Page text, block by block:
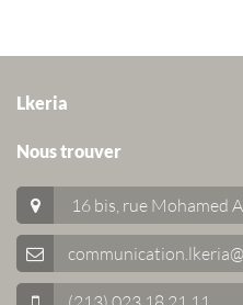
Lkeria
Nous trouver
16 bis, rue Mohamed